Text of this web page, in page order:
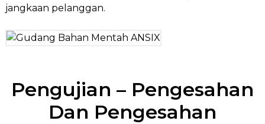
jangkaan pelanggan.
Pengujian – Pengesahan
Dan Pengesahan